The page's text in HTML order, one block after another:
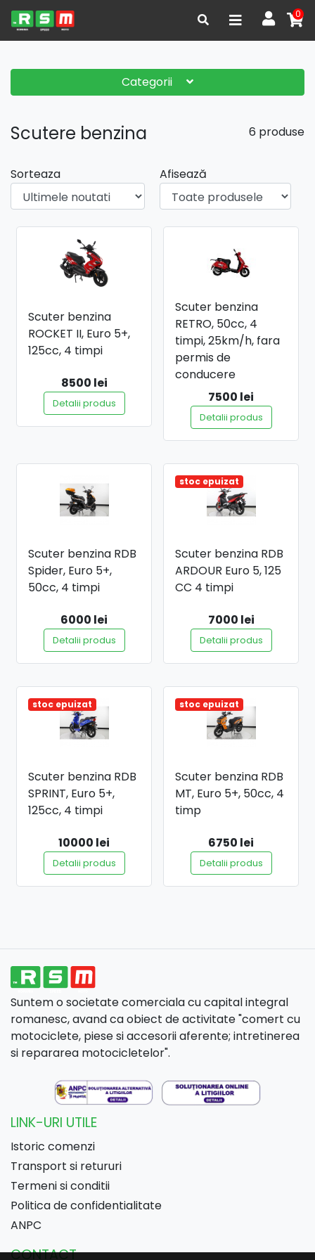
0
Categorii
6 produse
Scutere benzina
Sorteaza Afisează
Scuter benzina
ROCKET II, Euro 5+,
125cc, 4 timpi
8500 lei
Detalii produs
Scuter benzina
RETRO, 50cc, 4
timpi, 25km/h, fara
permis de
conducere
7500 lei
Detalii produs
Scuter benzina RDB
Spider, Euro 5+,
50cc, 4 timpi
6000 lei
Detalii produs
stoc epuizat
Scuter benzina RDB
ARDOUR Euro 5, 125
CC 4 timpi
7000 lei
Detalii produs
stoc epuizat
Scuter benzina RDB
SPRINT, Euro 5+,
125cc, 4 timpi
10000 lei
Detalii produs
stoc epuizat
Scuter benzina RDB
MT, Euro 5+, 50cc, 4
timp
6750 lei
Detalii produs
Suntem o societate comerciala cu capital integral
romanesc, avand ca obiect de activitate "comert cu
motociclete, piese si accesorii aferente; intretinerea
si repararea motocicletelor".
LINK-URI UTILE
Istoric comenzi
Transport si retururi
Termeni si conditii
Politica de confidentialitate
ANPC
CONTACT